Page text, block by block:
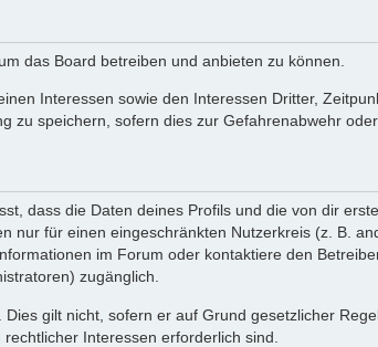
das Board betreiben und anbieten zu können.
Interessen sowie den Interessen Dritter,
zu speichern, sofern dies zur Gefahrenabwehr
dass die Daten deines Profils und die von dir
nur für einen eingeschränkten Nutzerkreis (z. B.
im Forum oder kontaktiere den
zugänglich.
gilt nicht, sofern er auf Grund gesetzlicher
Interessen erforderlich sind.